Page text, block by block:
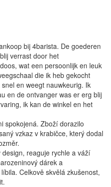
bij 4barista. De goederen
verrast door het
wat een persoonlijk en leuk
die ik heb gekocht
en weegt nauwkeurig. Ik
en de ontvanger was er erg blij
ik kan de winkel en het
spokojená. Zboží dorazilo
vzkaz v krabičce, který dodal
reaguje rychle a váží
dárek a
Celkově skvělá zkušenost,